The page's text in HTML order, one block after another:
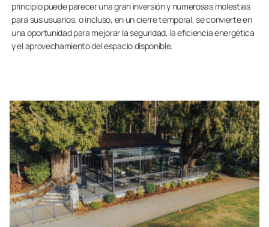
principio puede parecer una gran inversión y numerosas molestias
para sus usuarios, o incluso, en un cierre temporal, se convierte en
una oportunidad para mejorar la seguridad, la eficiencia energética
y el aprovechamiento del espacio disponible.